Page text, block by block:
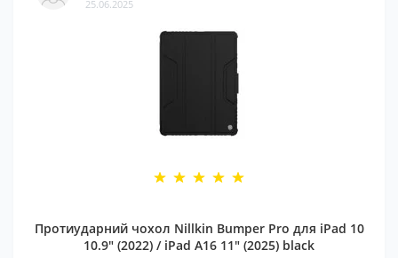
25.06.2025
Протиударний чохол Nillkin Bumper Pro для iPad 10
10.9" (2022) / iPad A16 11" (2025) black